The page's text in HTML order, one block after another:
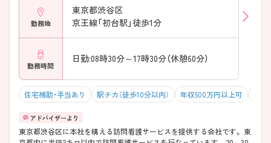
勤務地
東京都渋谷区
京王線「初台駅」徒歩1分
勤務時間
日勤:08時30分～17時30分（休憩60分）
住宅補助・手当あり 駅チカ（徒歩10分以内） 年収500万円以上可
東京都渋谷区に本社を構える訪問看護サービスを提供する会社です。 東